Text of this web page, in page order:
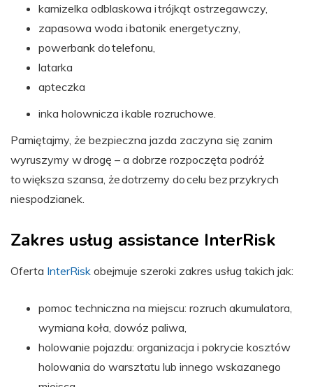
kamizelka odblaskowa i trójkąt ostrzegawczy,
zapasowa woda i batonik energetyczny,
powerbank do telefonu,
latarka
apteczka
inka holownicza i kable rozruchowe.
Pamiętajmy, że bezpieczna jazda zaczyna się zanim
wyruszymy w drogę – a dobrze rozpoczęta podróż
to większa szansa, że dotrzemy do celu bez przykrych
niespodzianek.
Zakres usług assistance InterRisk
Oferta InterRisk obejmuje szeroki zakres usług takich jak:
pomoc techniczna na miejscu: rozruch akumulatora,
wymiana koła, dowóz paliwa,
holowanie pojazdu: organizacja i pokrycie kosztów
holowania do warsztatu lub innego wskazanego